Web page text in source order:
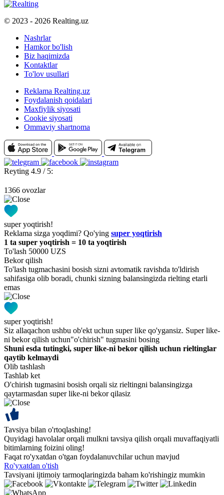
© 2023 - 2026 Realting.uz
Nashrlar
Hamkor bo'lish
Biz haqimizda
Kontaktlar
To'lov usullari
Reklama Realting.uz
Foydalanish qoidalari
Maxfiylik siyosati
Cookie siyosati
Ommaviy shartnoma
Reyting 4.9 / 5:
1366 ovozlar
super yoqtirish!
Reklama sizga yoqdimi? Qo'ying super yoqtirish
1 ta super yoqtirish = 10 ta yoqtirish
To'lash 50000 UZS
Bekor qilish
To'lash tugmachasini bosish sizni avtomatik ravishda to'ldirish
sahifasiga olib boradi, chunki sizning balansingizda rielting etarli
emas
super yoqtirish!
Siz allaqachon ushbu ob'ekt uchun super like qo'ygansiz. Super like-
ni bekor qilish uchun"o'chirish" tugmasini bosing
Shuni esda tutingki, super like-ni bekor qilish uchun rieltinglar
qaytib kelmaydi
Olib tashlash
Tashlab ket
O'chirish tugmasini bosish orqali siz rieltingni balansingizga
qaytarmasdan super like-ni bekor qilasiz
Tavsiya bilan o'rtoqlashing!
Quyidagi havolalar orqali mulkni tavsiya qilish orqali muvaffaqiyatli
bitimlarning foizini oling!
Faqat ro'yxatdan o'tgan foydalanuvchilar uchun mavjud
Ro'yxatdan o'tish
Tavsiyani ijtimoiy tarmoqlaringizda baham ko'rishingiz mumkin